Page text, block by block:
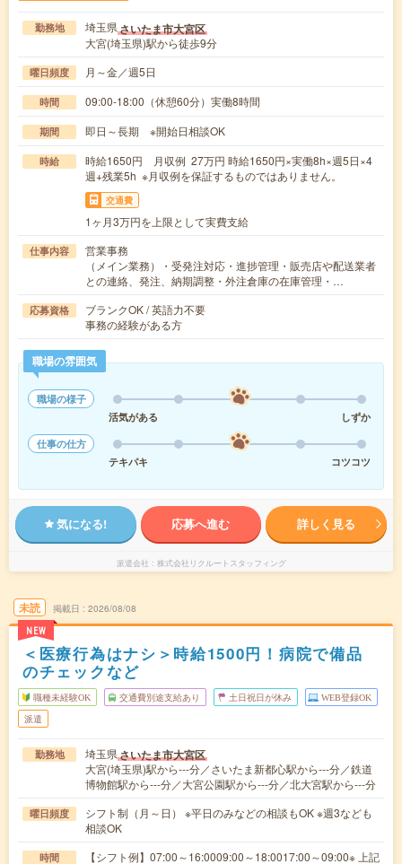
勤務地 埼玉県さいたま市大宮区
大宮(埼玉県)駅から徒歩9分
曜日頻度 月～金／週5日
時間 09:00-18:00（休憩60分）実働8時間
期間 即日～長期 ※開始日相談OK
時給
時給1650円 月収例 27万円 時給1650円×実働8h×週5日×4
週+残業5h ※月収例を保証するものではありません。
交通費
1ヶ月3万円を上限として実費支給
仕事内容
営業事務
（メイン業務）・受発注対応・進捗管理・販売店や配送業者
との連絡、発注、納期調整・外注倉庫の在庫管理・…
応募資格
ブランクOK / 英語力不要
事務の経験がある方
職場の雰囲気
職場の様子
活気がある
しずか
仕事の仕方
テキパキ
コツコツ
気になる! 応募へ進む 詳しく見る
派遣会社 株式会社リクルートスタッフィング
未読
NEW
掲載日 2026/08/08
＜医療行為はナシ＞時給1500円！病院で備品
のチェックなど
職種未経験OK 交通費別途支給あり 土日祝日が休み WEB登録OK
派遣
勤務地 埼玉県さいたま市大宮区
大宮(埼玉県)駅から---分／さいたま新都心駅から---分／鉄道
博物館駅から---分／大宮公園駅から---分／北大宮駅から---分
曜日頻度
シフト制（月～日） ※平日のみなどの相談もOK ※週3なども
相談OK
時間 【シフト例】07:00～16:0009:00～18:0017:00～09:00※ 上記